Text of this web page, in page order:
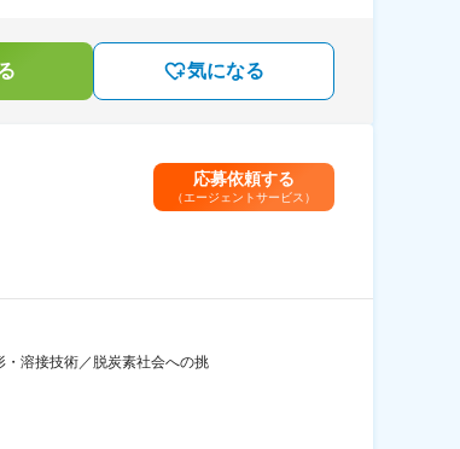
気になる
応募依頼する
（エージェントサービス）
・溶接技術／脱炭素社会への挑